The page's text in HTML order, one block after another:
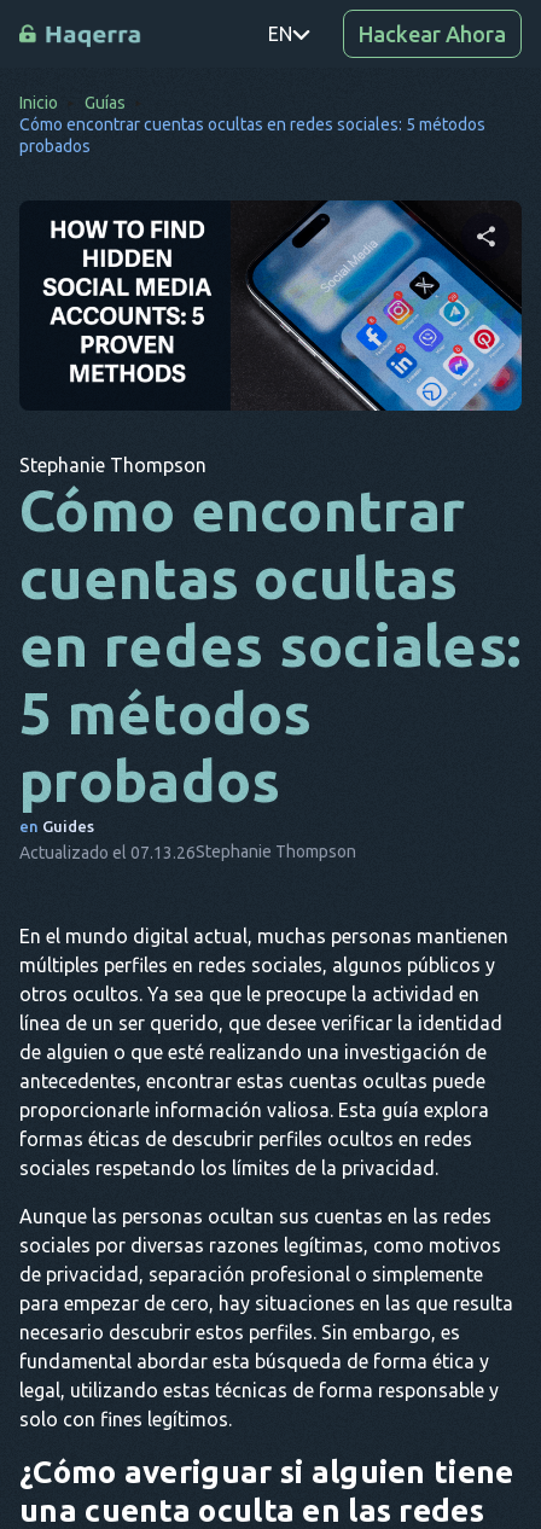
EN
PT
RO
DE
SV
KO
CS
DA
FR
NL
PT
Hackear Ahora
Inicio
Guías
Cómo encontrar cuentas ocultas en redes sociales: 5 métodos
probados
Comparte este artículo
Twitter Facebook Copiar enlace
Stephanie Thompson
Cómo encontrar
cuentas ocultas
en redes sociales:
5 métodos
probados
en Guides
Actualizado el 07.13.26Stephanie Thompson
En el mundo digital actual, muchas personas mantienen
múltiples perfiles en redes sociales, algunos públicos y
otros ocultos. Ya sea que le preocupe la actividad en
línea de un ser querido, que desee verificar la identidad
de alguien o que esté realizando una investigación de
antecedentes, encontrar estas cuentas ocultas puede
proporcionarle información valiosa. Esta guía explora
formas éticas de descubrir perfiles ocultos en redes
sociales respetando los límites de la privacidad.
Aunque las personas ocultan sus cuentas en las redes
sociales por diversas razones legítimas, como motivos
de privacidad, separación profesional o simplemente
para empezar de cero, hay situaciones en las que resulta
necesario descubrir estos perfiles. Sin embargo, es
fundamental abordar esta búsqueda de forma ética y
legal, utilizando estas técnicas de forma responsable y
solo con fines legítimos.
¿Cómo averiguar si alguien tiene
una cuenta oculta en las redes